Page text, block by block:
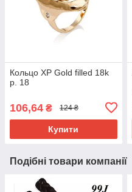
Кольцо ХР Gold filled 18k
р. 18
106,64 ₴ 124 ₴
Купити
Подібні товари компанії